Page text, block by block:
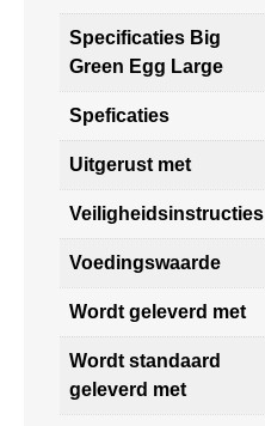
Specificaties Big
Green Egg Large
Speficaties
Uitgerust met
Veiligheidsinstructies
Voedingswaarde
Wordt geleverd met
Wordt standaard
geleverd met